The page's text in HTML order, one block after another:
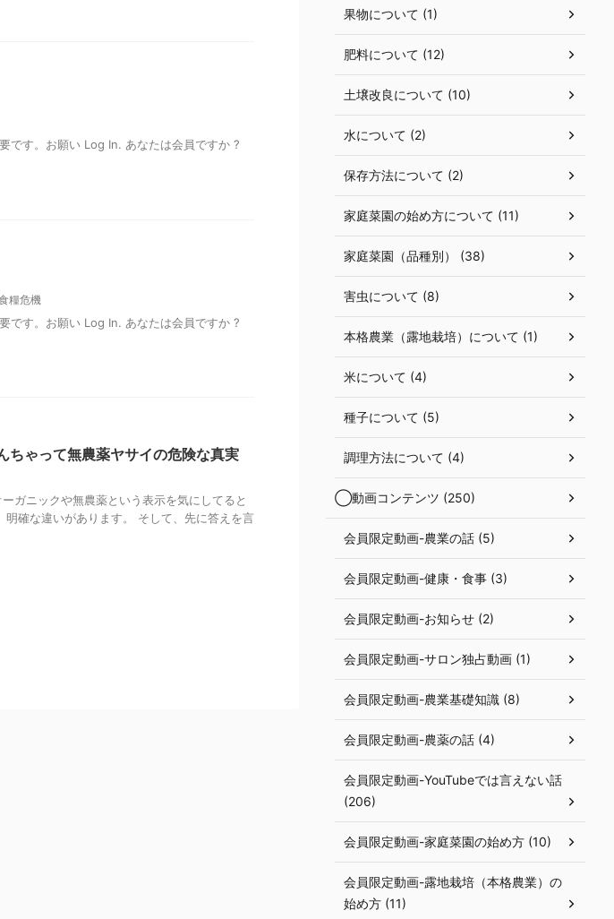
です。お願い Log In. あなたは会員ですか ?
糧危機
です。お願い Log In. あなたは会員ですか ?
ちゃって無農薬ヤサイの危険な真実
ガニックや無農薬という表示を気にしてると
確な違いがあります。 そして、先に答えを言
果物について (1)
肥料について (12)
土壌改良について (10)
水について (2)
保存方法について (2)
家庭菜園の始め方について (11)
家庭菜園（品種別） (38)
害虫について (8)
本格農業（露地栽培）について (1)
米について (4)
種子について (5)
調理方法について (4)
◯動画コンテンツ (250)
会員限定動画-農業の話 (5)
会員限定動画-健康・食事 (3)
会員限定動画-お知らせ (2)
会員限定動画-サロン独占動画 (1)
会員限定動画-農業基礎知識 (8)
会員限定動画-農薬の話 (4)
会員限定動画-YouTubeでは言えない話
(206)
会員限定動画-家庭菜園の始め方 (10)
会員限定動画-露地栽培（本格農業）の
始め方 (11)